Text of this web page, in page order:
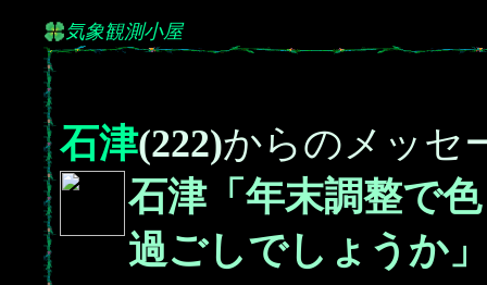
気象観測小屋
石津(222)からのメッセ
石津「年末調整で
過ごしでしょうか」